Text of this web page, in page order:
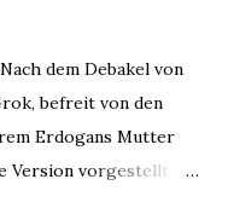
dem Debakel von
befreit von den
Erdogans Mutter
Version vorgestellt,